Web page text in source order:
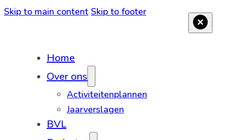
Skip to main content Skip to footer
Home
Over ons
Activiteitenplannen
Jaarverslagen
BVL